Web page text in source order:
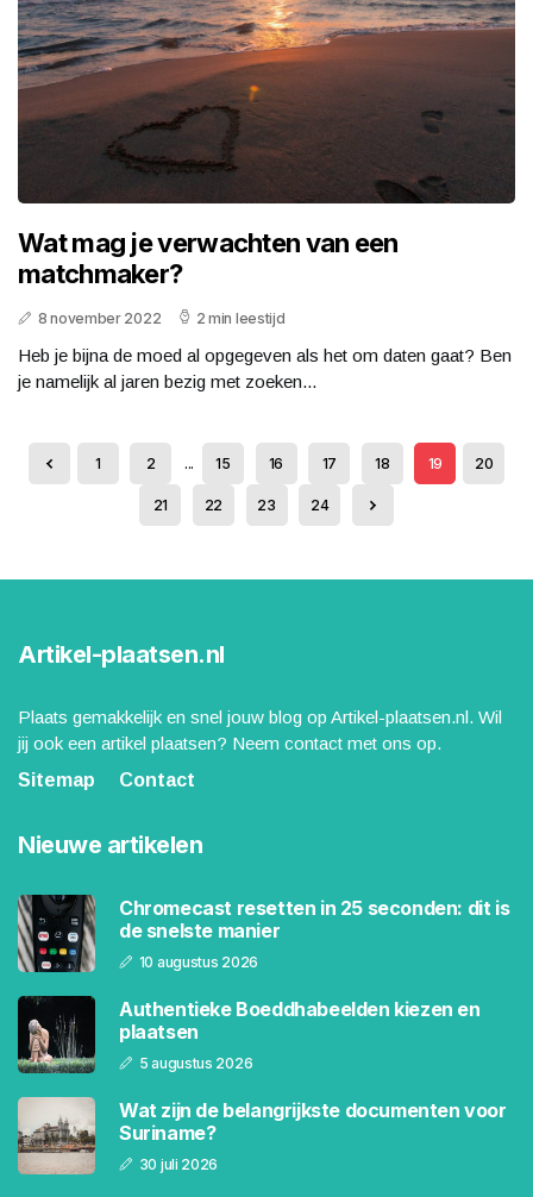
Wat mag je verwachten van een
matchmaker?
8 november 2022 2 min leestijd
Heb je bijna de moed al opgegeven als het om daten gaat? Ben
je namelijk al jaren bezig met zoeken...
1 2 ... 15 16 17 18 19 20
21 22 23 24
Artikel-plaatsen.nl
Plaats gemakkelijk en snel jouw blog op Artikel-plaatsen.nl. Wil
jij ook een artikel plaatsen? Neem contact met ons op.
Sitemap
Contact
Nieuwe artikelen
Chromecast resetten in 25 seconden: dit is
de snelste manier
10 augustus 2026
Authentieke Boeddhabeelden kiezen en
plaatsen
5 augustus 2026
Wat zijn de belangrijkste documenten voor
Suriname?
30 juli 2026